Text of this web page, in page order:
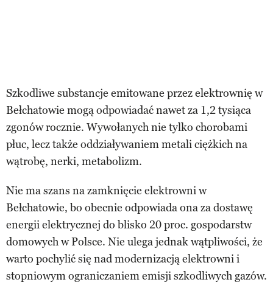
Szkodliwe substancje emitowane przez elektrownię w
Bełchatowie mogą odpowiadać nawet za 1,2 tysiąca
zgonów rocznie. Wywołanych nie tylko chorobami
płuc, lecz także oddziaływaniem metali ciężkich na
wątrobę, nerki, metabolizm.
Nie ma szans na zamknięcie elektrowni w
Bełchatowie, bo obecnie odpowiada ona za dostawę
energii elektrycznej do blisko 20 proc. gospodarstw
domowych w Polsce. Nie ulega jednak wątpliwości, że
warto pochylić się nad modernizacją elektrowni i
stopniowym ograniczaniem emisji szkodliwych gazów.